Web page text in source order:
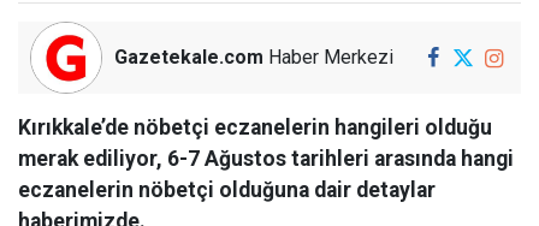
Gazetekale.com Haber Merkezi
Kırıkkale’de nöbetçi eczanelerin hangileri olduğu
merak ediliyor, 6-7 Ağustos tarihleri arasında hangi
eczanelerin nöbetçi olduğuna dair detaylar